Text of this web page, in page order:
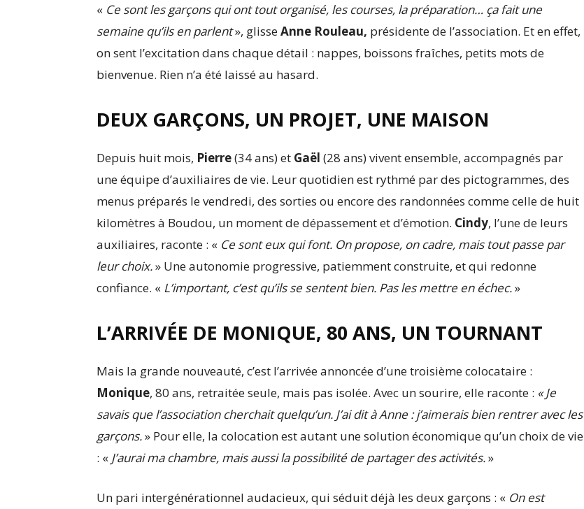
« Ce sont les garçons qui ont tout organisé, les courses, la préparation… ça fait une
semaine qu’ils en parlent», glisseAnne Rouleau, présidente de l’association. Et en effet,
on sent l’excitation dans chaque détail : nappes, boissons fraîches, petits mots de
bienvenue. Rien n’a été laissé au hasard.
DEUX GARÇONS, UN PROJET, UNE MAISON
Depuis huit mois, Pierre(34 ans) et Gaël (28 ans) vivent ensemble, accompagnés par
une équipe d’auxiliaires de vie. Leur quotidien est rythmé par des pictogrammes, des
menus préparés le vendredi, des sorties ou encore des randonnées comme celle de huit
kilomètres à Boudou, un moment de dépassement et d’émotion. Cindy, l’une de leurs
auxiliaires, raconte : « Ce sont eux qui font. On propose, on cadre, mais tout passe par
leur choix.» Une autonomie progressive, patiemment construite, et qui redonne
confiance. « L’important, c’est qu’ils se sentent bien. Pas les mettre en échec.»
L’ARRIVÉE DE MONIQUE, 80 ANS, UN TOURNANT
Mais la grande nouveauté, c’est l’arrivée annoncée d’une troisième colocataire :
Monique, 80 ans, retraitée seule, mais pas isolée. Avec un sourire, elle raconte : « Je
savais que l’association cherchait quelqu’un. J’ai dit à Anne : j’aimerais bien rentrer avec les
garçons.» Pour elle, la colocation est autant une solution économique qu’un choix de vie
: « J’aurai ma chambre, mais aussi la possibilité de partager des activités.»
Un pari intergénérationnel audacieux, qui séduit déjà les deux garçons : « On est